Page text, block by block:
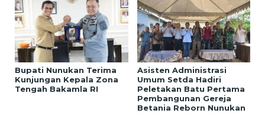
Bupati Nunukan Terima
Kunjungan Kepala Zona
Tengah Bakamla RI
Asisten Administrasi
Umum Setda Hadiri
Peletakan Batu Pertama
Pembangunan Gereja
Betania Reborn Nunukan